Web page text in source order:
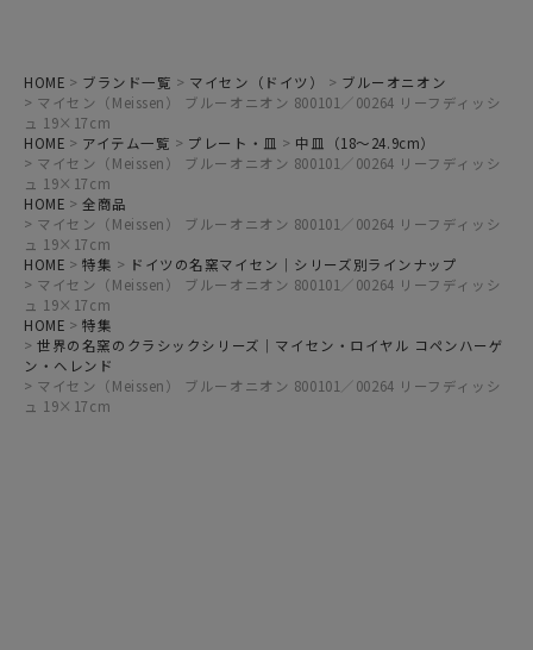
HOME ブランド一覧 マイセン（ドイツ）
ブルーオニオン
マイセン（Meissen） ブルーオニオン 800101／00264 リーフディッシ
ュ 19×17cm
HOME
アイテム一覧 プレート・皿
中皿（18～24.9cm）
マイセン（Meissen） ブルーオニオン 800101／00264 リーフディッシ
ュ 19×17cm
HOME
全商品
マイセン（Meissen） ブルーオニオン 800101／00264 リーフディッシ
ュ 19×17cm
HOME
特集
ドイツの名窯マイセン｜シリーズ別ラインナップ
マイセン（Meissen） ブルーオニオン 800101／00264 リーフディッシ
ュ 19×17cm
HOME
特集
世界の名窯のクラシックシリーズ｜マイセン・ロイヤル コペンハーゲ
ン・ヘレンド
マイセン（Meissen） ブルーオニオン 800101／00264 リーフディッシ
ュ 19×17cm